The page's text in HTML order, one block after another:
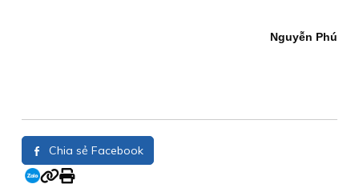
Nguyễn Phú
Chia sẻ Facebook